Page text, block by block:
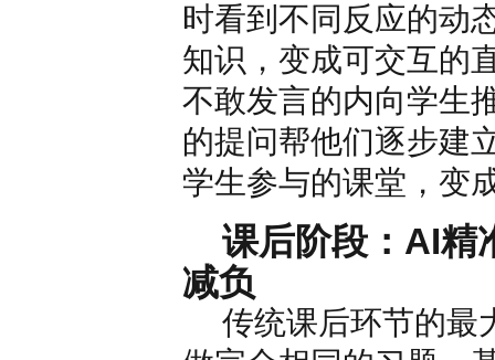
时看到不同反应的动
知识，变成可交互的
不敢发言的内向学生
的提问帮他们逐步建
学生参与的课堂，变
课后阶段：AI精
减负
传统课后环节的最